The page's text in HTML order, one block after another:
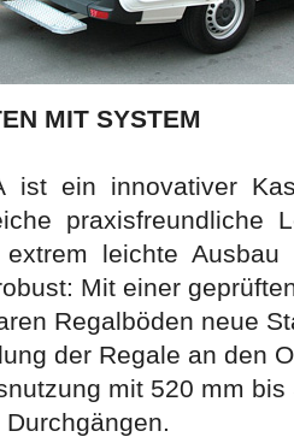
MIT SYSTEM
ist ein innovativer
praxisfreundliche
extrem leichte
Mit einer
Regalböden neue
der Regale an den
mit 520 mm